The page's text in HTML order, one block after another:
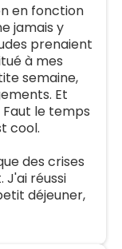
en fonction
jamais y
prenaient
à mes
semaine,
Et
Faut le temps
cool.
des crises
réussi
déjeuner,